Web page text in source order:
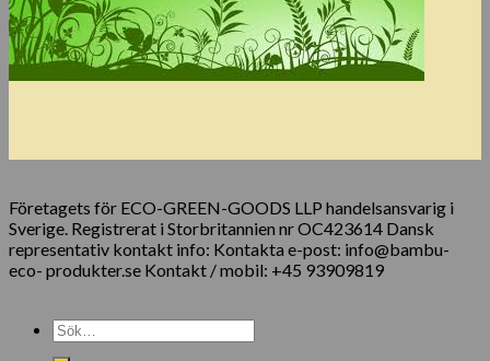
Företagets för ECO-GREEN-GOODS LLP handelsansvarig i
Sverige. Registrerat i Storbritannien nr OC423614 Dansk
representativ kontakt info: Kontakta e-post: info@bambu-
eco- produkter.se Kontakt / mobil: +45 93909819
Sök
efter: